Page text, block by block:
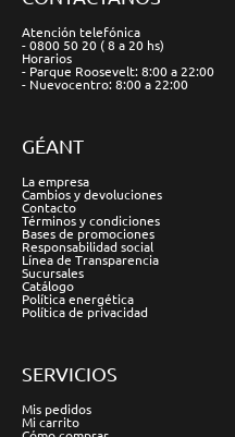
Atención telefónica
- 0800 50 20 ( 8 a 20 hs)
Horarios
- Parque Roosevelt: 8:00 a 22:00
- Nuevocentro: 8:00 a 22:00
GÉANT
La empresa
Cambios y devoluciones
Contacto
Términos y condiciones
Bases de promociones
Responsabilidad social
Línea de Transparencia
Sucursales
Catálogo
Política energética
Política de privacidad
SERVICIOS
Mis pedidos
Mi carrito